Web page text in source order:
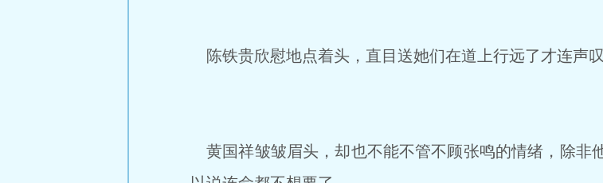
陈铁贵欣慰地点着头，直目送她们在道上行远了才连声叹
黄国祥皱皱眉头，却也不能不管不顾张鸣的情绪，除非